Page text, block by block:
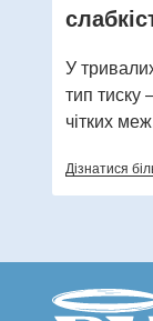
У
тип тиску
чітких
Дізнатися